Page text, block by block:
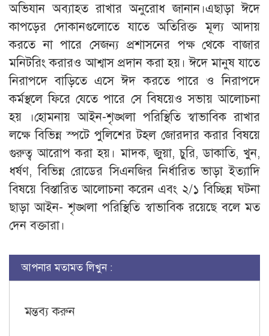
অভিযান অব্যাহত রাখার অনুরোধ জানান।এছাড়া ঈদে
কাপড়ের দোকানগুলোতে যাতে অতিরিক্ত মূল্য আদায়
করতে না পারে সেজন্য প্রশাসনের পক্ষ থেকে বাজার
মনিটরিং করারও আশ্বাস প্রদান করা হয়। ঈদে মানুষ যাতে
নিরাপদে বাড়িতে এসে ঈদ করতে পারে ও নিরাপদে
কর্মস্থলে ফিরে যেতে পারে সে বিষয়েও সভায় আলোচনা
হয় ।হোমনায় আইন-শৃঙ্খলা পরিস্থিতি স্বাভাবিক রাখার
লক্ষে বিভিন্ন স্পটে পুলিশের টহল জোরদার করার বিষয়ে
গুরুত্ব আরোপ করা হয়। মাদক, জুয়া, চুরি, ডাকাতি, খুন,
ধর্ষণ, বিভিন্ন রোডের সিএনজির নির্ধারিত ভাড়া ইত্যাদি
বিষয়ে বিস্তারিত আলোচনা করেন এবং ২/১ বিচ্ছিন্ন ঘটনা
ছাড়া আইন- শৃঙ্খলা পরিস্থিতি স্বাভাবিক রয়েছে বলে মত
দেন বক্তারা।
আপনার মতামত লিখুন :
মন্তব্য করুন